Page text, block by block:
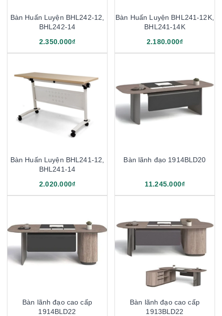
Bàn Huấn Luyện BHL242-12,
BHL242-14
2.350.000₫
Bàn Huấn Luyện BHL241-12K,
BHL241-14K
2.180.000₫
Bàn Huấn Luyện BHL241-12,
BHL241-14
2.020.000₫
Bàn lãnh đạo 1914BLD20
11.245.000₫
Bàn lãnh đạo cao cấp
1914BLD22
Bàn lãnh đạo cao cấp
1913BLD22